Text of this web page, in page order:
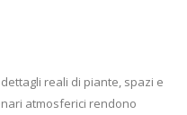
reali di piante, spazi e
atmosferici rendono